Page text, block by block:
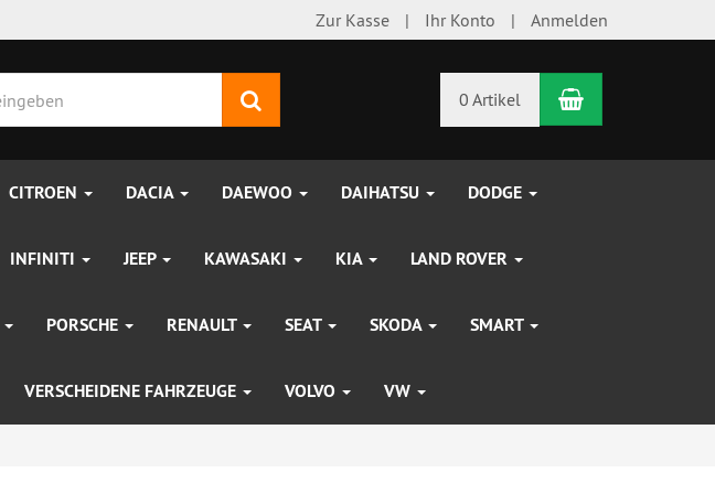
Zur Kasse Ihr Konto Anmelden
0 Artikel Warenkorb
CITROEN DACIA DAEWOO DAIHATSU DODGE
INFINITI JEEP KAWASAKI KIA LAND ROVER
PORSCHE RENAULT SEAT SKODA SMART
VERSCHEIDENE FAHRZEUGE VOLVO VW